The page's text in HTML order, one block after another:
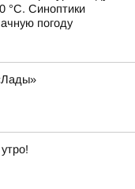
°C. Синоптики
погоду